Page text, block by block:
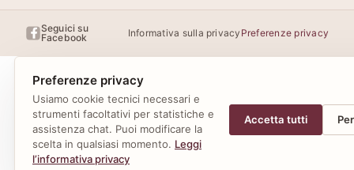
Seguici su
Facebook
Informativa sulla privacy Preferenze privacy
Preferenze privacy
Usiamo cookie tecnici necessari e
strumenti facoltativi per statistiche e
assistenza chat. Puoi modificare la
scelta in qualsiasi momento. Leggi
l’informativa privacy
Accetta tutti